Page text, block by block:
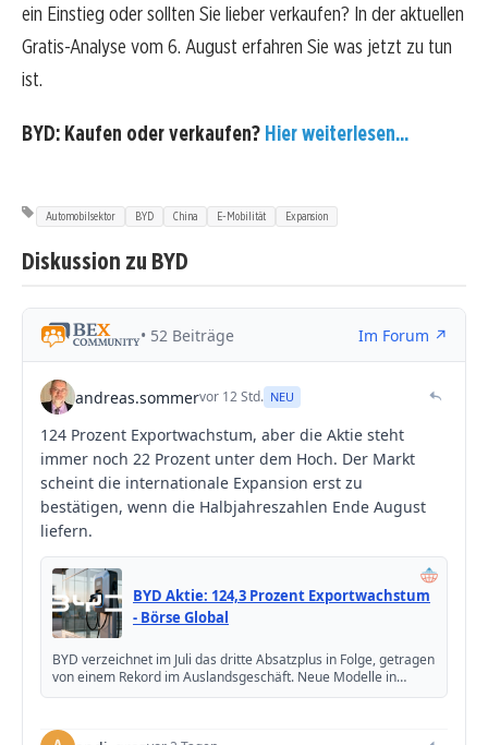
ein Einstieg oder sollten Sie lieber verkaufen? In der aktuellen
Gratis-Analyse vom 6. August erfahren Sie was jetzt zu tun
ist.
BYD: Kaufen oder verkaufen? Hier weiterlesen...
Automobilsektor BYD China E-Mobilität Expansion
Diskussion zu BYD